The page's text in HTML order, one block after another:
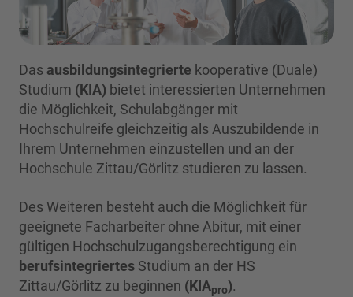
Das ausbildungsintegrierte kooperative (Duale)
Studium (KIA) bietet interessierten Unternehmen
die Möglichkeit, Schulabgänger mit
Hochschulreife gleichzeitig als Auszubildende in
Ihrem Unternehmen einzustellen und an der
Hochschule Zittau/Görlitz studieren zu lassen.
Des Weiteren besteht auch die Möglichkeit für
geeignete Facharbeiter ohne Abitur, mit einer
gültigen Hochschulzugangsberechtigung ein
berufsintegriertes Studium an der HS
Zittau/Görlitz zu beginnen (KIApro).